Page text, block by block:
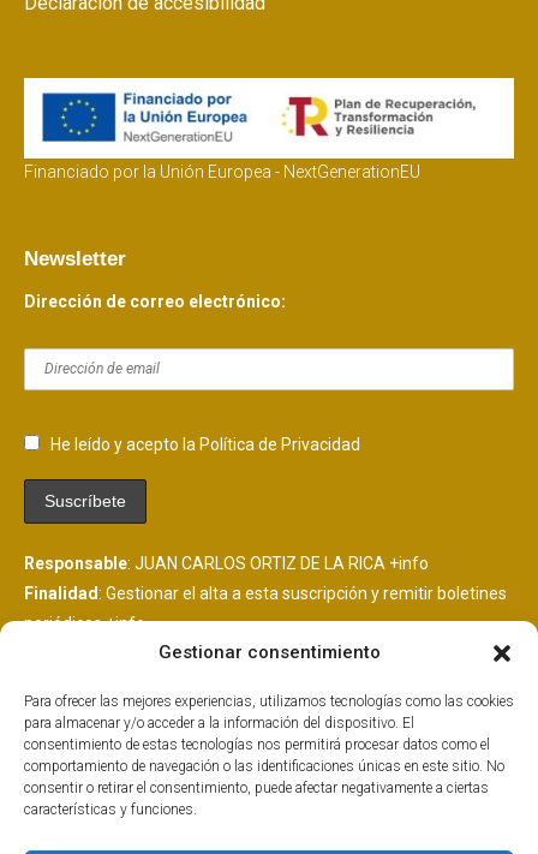
Gestionar consentimiento
Para ofrecer las mejores experiencias, utilizamos tecnologías como las cookies
para almacenar y/o acceder a la información del dispositivo. El
consentimiento de estas tecnologías nos permitirá procesar datos como el
comportamiento de navegación o las identificaciones únicas en este sitio. No
consentir o retirar el consentimiento, puede afectar negativamente a ciertas
características y funciones.
Financiado por la Unión Europea - NextGenerationEU
Newsletter
Dirección de correo electrónico:
He leído y acepto la Política de Privacidad
Responsable: JUAN CARLOS ORTIZ DE LA RICA +info
Finalidad: Gestionar el alta a esta suscripción y remitir boletines
periódicos+info
: Consentimiento del interesado+info
de envío de boletines alojada en EEUU y suscrita al EU
PrivacyShield.+info
Derechos: Tiene derechos que puedes ejercer como explicamos
aquí.+info